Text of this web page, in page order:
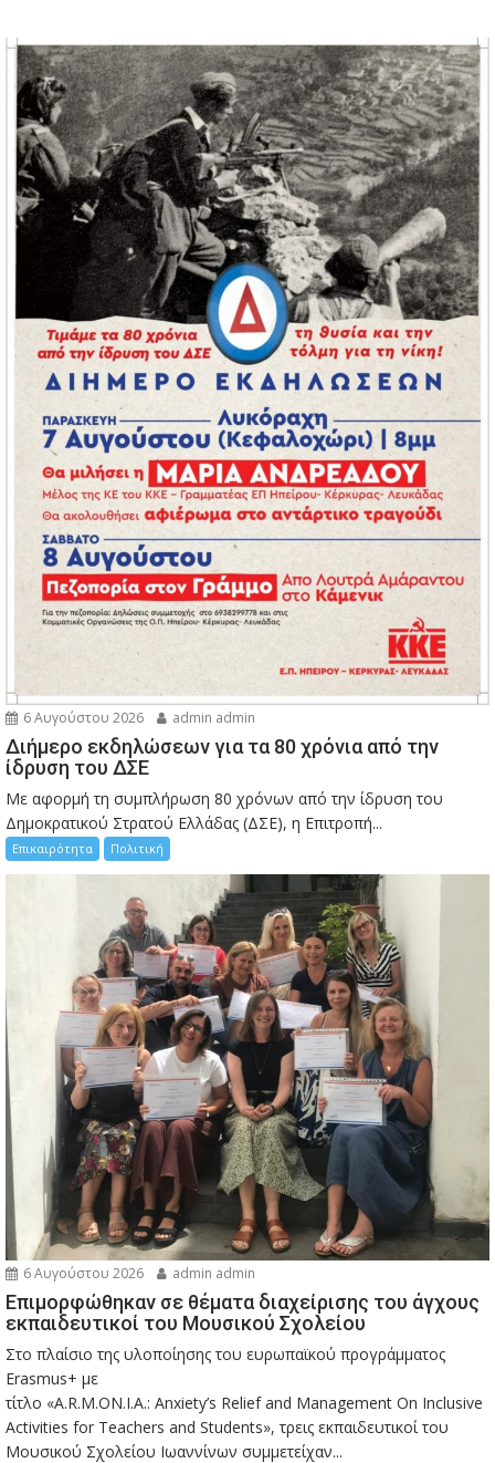
6 Αυγούστου 2026 admin admin
Διήμερο εκδηλώσεων για τα 80 χρόνια από την
ίδρυση του ΔΣΕ
Με αφορμή τη συμπλήρωση 80 χρόνων από την ίδρυση του
Δημοκρατικού Στρατού Ελλάδας (ΔΣΕ), η Επιτροπή...
Επικαιρότητα Πολιτική
6 Αυγούστου 2026 admin admin
Eπιμορφώθηκαν σε θέματα διαχείρισης του άγχους
εκπαιδευτικοί του Μουσικού Σχολείου
Στο πλαίσιο της υλοποίησης του ευρωπαϊκού προγράμματος
Erasmus+ με
τίτλο «A.R.M.ON.I.A.: Anxiety’s Relief and Management On Inclusive
Activities for Teachers and Students», τρεις εκπαιδευτικοί του
Μουσικού Σχολείου Ιωαννίνων συμμετείχαν...